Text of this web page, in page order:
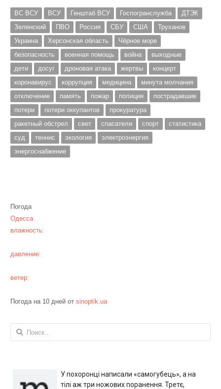
ВС ВСУ ВСУ Генштаб ВСУ Госпогранслужба
ДТЭК
Зеленский
ПВО Россия СБУ США
Труханов
Украина
Херсонская область
Чёрное море
безопасность
военная помощь война
выходные
дети
досуг дроновая атака жертвы
концерт
коронавирус
коррупция медицина
минута молчания
отключение
память пожар полиция
пострадавшие
потери
потери оккупантов
прокуратура
ракетный обстрел
свет спасатели спорт
статистика
суд
теннис экология
электроэнергия
энергоснабжение
Погода
Одесса
влажность:
давление:
ветер:
Погода на 10 дней от sinoptik.ua
Найти:
У похоронці написали «самогубець», а на
тілі аж три ножових поранення. Третє,